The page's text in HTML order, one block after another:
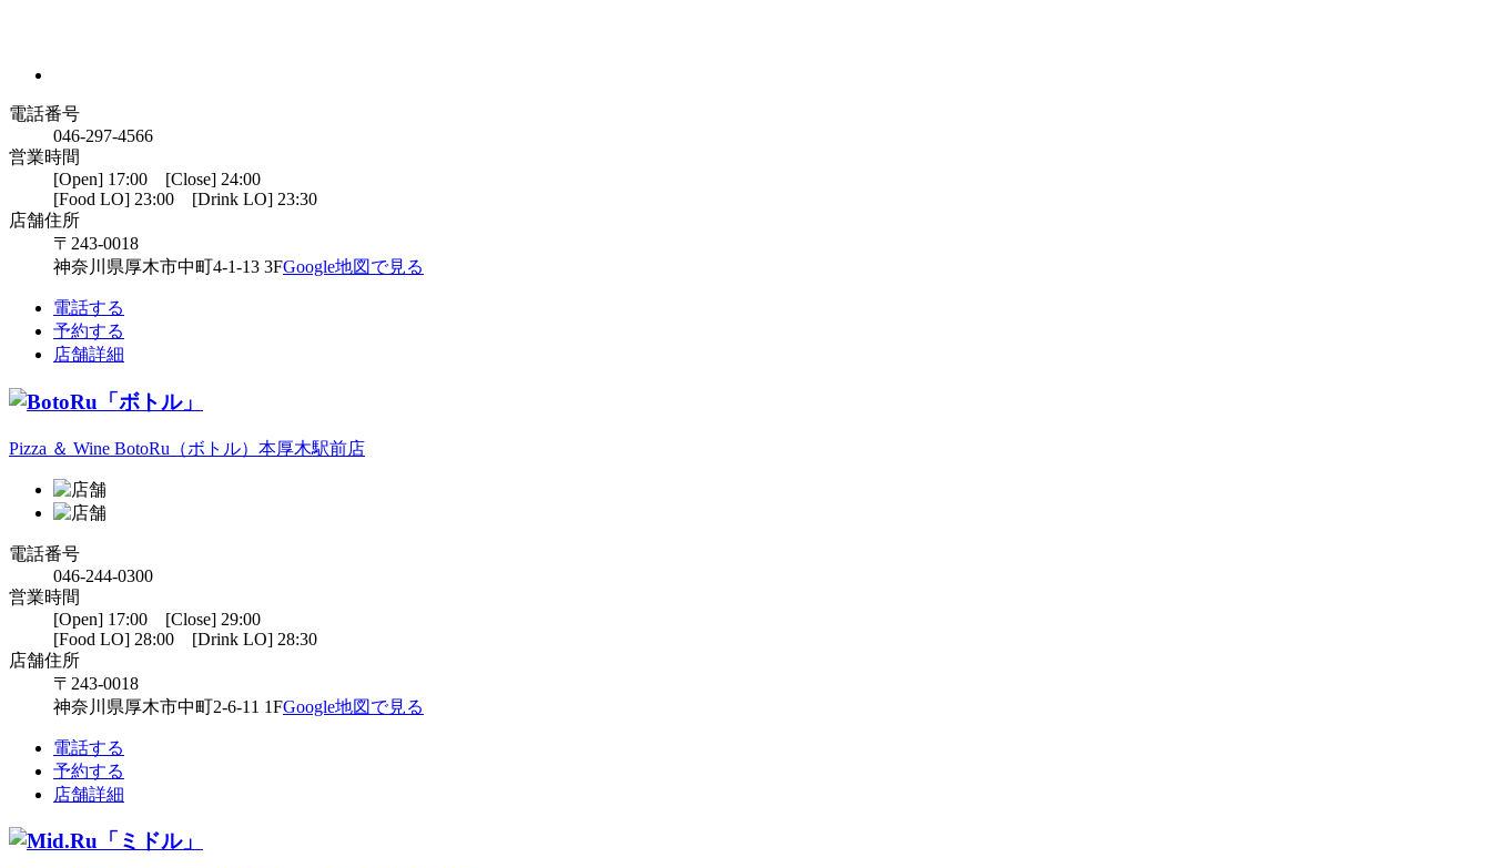
電話番号
046-297-4566
営業時間
[Open] 17:00 [Close] 24:00
[Food LO] 23:00 [Drink LO] 23:30
店舗住所
〒243-0018
神奈川県厚木市中町4-1-13 3FGoogle地図で見る
電話する
予約する
店舗詳細
Pizza ＆ Wine BotoRu（ボトル）本厚木駅前店
電話番号
046-244-0300
営業時間
[Open] 17:00 [Close] 29:00
[Food LO] 28:00 [Drink LO] 28:30
店舗住所
〒243-0018
神奈川県厚木市中町2-6-11 1FGoogle地図で見る
電話する
予約する
店舗詳細